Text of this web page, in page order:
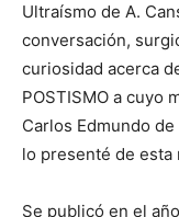
Ultraísmo de A.
conversación,
curiosidad acerca
POSTISMO a cuyo
Carlos Edmundo
lo presenté de esta
Se publicó en el